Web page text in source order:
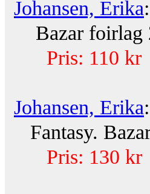
Johansen, Erika:
Bazar foirlag
Pris: 110
Johansen, Erika:
Fantasy.
Pris: 130